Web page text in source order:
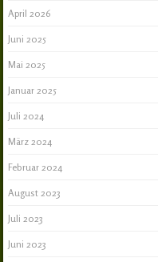
April 2026
Juni 2025
Mai 2025
Januar 2025
Juli 2024
März 2024
Februar 2024
August 2023
Juli 2023
Juni 2023